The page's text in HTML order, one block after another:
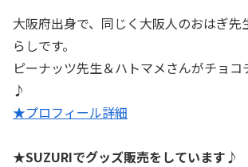
大阪府出身で、同じく大阪人のおはぎ先
らしです。
ピーナッツ先生＆ハトマメさんがチョ
♪
★プロフィール詳細
★SUZURIでグッズ販売をしています♪